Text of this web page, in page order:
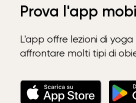
Prova l'app
L'app offre lezioni di
affrontare molti tipi di